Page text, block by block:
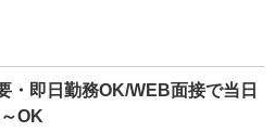
・即日勤務OK/WEB面接で当日
OK